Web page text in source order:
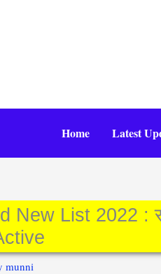
Home Latest
New List 2022 :
munni